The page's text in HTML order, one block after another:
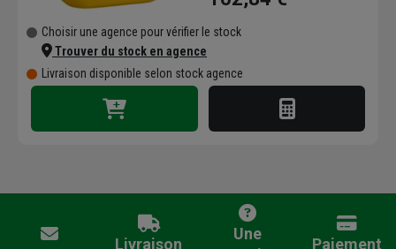
Choisir une agence pour vérifier le stock
Trouver du stock en agence
Livraison disponible selon stock agence
Livraison
Une
Paiement